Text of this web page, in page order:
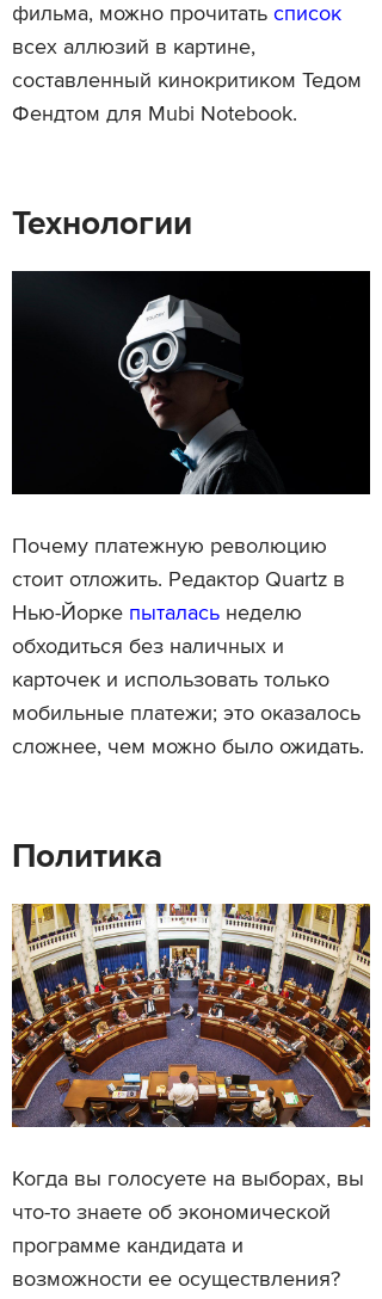
фильма, можно прочитать список
всех аллюзий в картине,
составленный кинокритиком Тедом
Фендтом для Mubi Notebook.
Технологии
Почему платежную революцию
стоит отложить. Редактор Quartz в
Нью-Йорке пыталась неделю
обходиться без наличных и
карточек и использовать только
мобильные платежи; это оказалось
сложнее, чем можно было ожидать.
Политика
Когда вы голосуете на выборах, вы
что-то знаете об экономической
программе кандидата и
возможности ее осуществления?